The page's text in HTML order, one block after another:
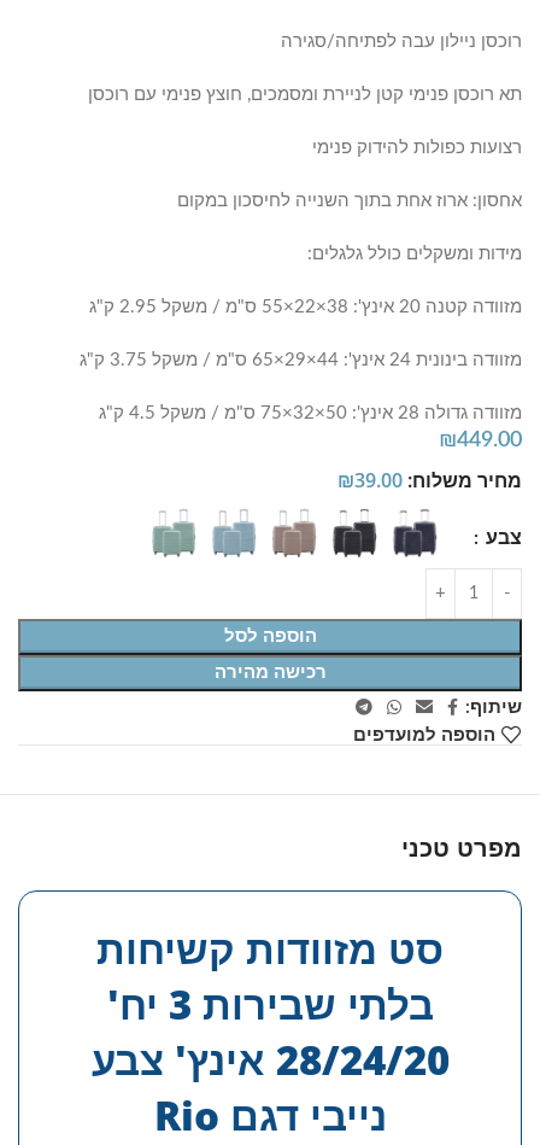
רוכסן ניילון עבה לפתיחה/סגירה
תא רוכסן פנימי קטן לניירת ומסמכים, חוצץ פנימי עם רוכסן
רצועות כפולות להידוק פנימי
אחסון: ארוז אחת בתוך השנייה לחיסכון במקום
מידות ומשקלים כולל גלגלים:
מזוודה קטנה 20 אינץ': 38×22×55 ס"מ / משקל 2.95 ק"ג
מזוודה בינונית 24 אינץ': 44×29×65 ס"מ / משקל 3.75 ק"ג
מזוודה גדולה 28 אינץ': 50×32×75 ס"מ / משקל 4.5 ק"ג
₪449.00
מחיר משלוח: ₪39.00
צבע
הוספה לסל
רכישה מהירה
שיתוף:
הוספה למועדפים
מפרט טכני
סט מזוודות קשיחות
בלתי שבירות 3 יח'
28/24/20 אינץ' צבע
נייבי דגם Rio